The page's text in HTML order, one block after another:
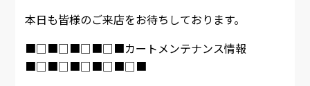
本日も皆様のご来店をお待ちしております。
■□■□■□■□■カートメンテナンス情報
■□■□■□■□■□■